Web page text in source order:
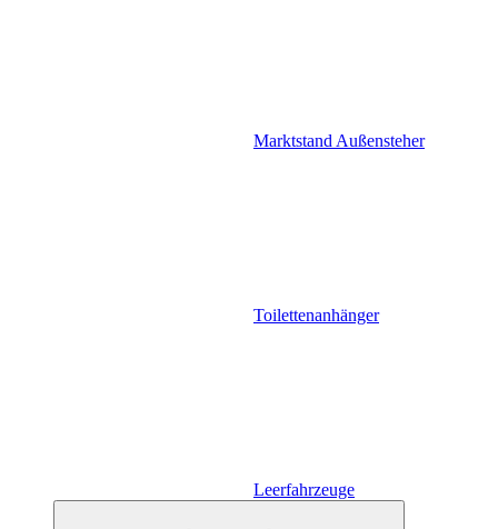
Marktstand Außensteher
Toilettenanhänger
Leerfahrzeuge